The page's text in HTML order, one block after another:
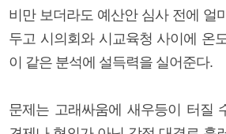
비만 보더라도 예산안 심사 전에 얼
두고 시의회와 시교육청 사이에 온
이 같은 분석에 설득력을 실어준다.
문제는 고래싸움에 새우등이 터질